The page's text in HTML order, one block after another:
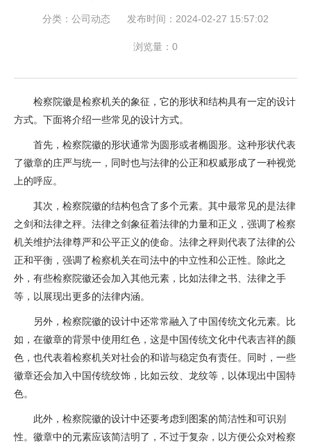
分类：公司动态 发布时间：2024-02-27 15:57:02
浏览量：0
检察院徽是检察机关的象征，它的形状和结构具有一定的设计
方式。下面将介绍一些常见的设计方式。
首先，检察院徽的形状通常为圆形或者椭圆形。这种形状代表
了徽章的庄严与统一，同时也与法律的公正和权威形成了一种视觉
上的呼应。
其次，检察院徽的结构包含了多个元素。其中最常见的是法律
之剑和法律之秤。法律之剑象征着法律的力量和正义，强调了检察
机关维护法律尊严和公平正义的使命。法律之秤则代表了法律的公
正和平衡，强调了检察机关在司法中的中立性和公正性。除此之
外，有些检察院徽还会加入其他元素，比如法律之书、法律之手
等，以展现出更多的法律内涵。
另外，检察院徽的设计中还常常融入了中国传统文化元素。比
如，在徽章的背景中使用红色，这是中国传统文化中代表吉祥的颜
色，也代表着检察机关对社会的和谐与稳定负有责任。同时，一些
徽章还会加入中国传统纹饰，比如云纹、龙纹等，以体现出中国特
色。
此外，检察院徽的设计中还要考虑到图案的简洁性和可识别
性。徽章中的元素应该简洁明了，不过于复杂，以方便公众对检察